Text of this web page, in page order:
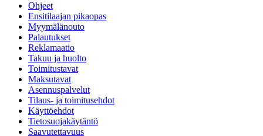
Ohjeet
Ensitilaajan pikaopas
Myymälänouto
Palautukset
Reklamaatio
Takuu ja huolto
Toimitustavat
Maksutavat
Asennuspalvelut
Tilaus- ja toimitusehdot
Käyttöehdot
Tietosuojakäytäntö
Saavutettavuus